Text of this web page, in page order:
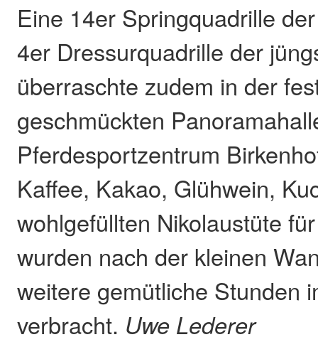
Eine 14er Springquadrille
4er Dressurquadrille der
überraschte zudem in der
geschmückten
Pferdesportzentrum
Kaffee, Kakao, Glühwein,
wohlgefüllten Nikolaustüte
wurden nach der kleinen
weitere gemütliche Stunden
verbracht. Uwe Lederer